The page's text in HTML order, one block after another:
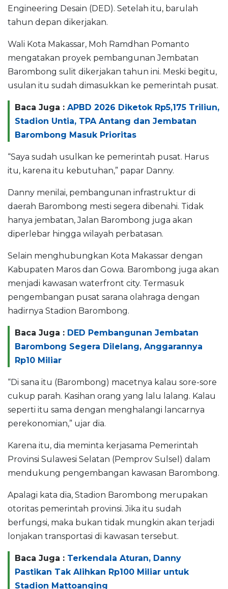
Engineering Desain (DED). Setelah itu, barulah
tahun depan dikerjakan.
Wali Kota Makassar, Moh Ramdhan Pomanto
mengatakan proyek pembangunan Jembatan
Barombong sulit dikerjakan tahun ini. Meski begitu,
usulan itu sudah dimasukkan ke pemerintah pusat.
Baca Juga : APBD 2026 Diketok Rp5,175 Triliun,
Stadion Untia, TPA Antang dan Jembatan
Barombong Masuk Prioritas
“Saya sudah usulkan ke pemerintah pusat. Harus
itu, karena itu kebutuhan,” papar Danny.
Danny menilai, pembangunan infrastruktur di
daerah Barombong mesti segera dibenahi. Tidak
hanya jembatan, Jalan Barombong juga akan
diperlebar hingga wilayah perbatasan.
Selain menghubungkan Kota Makassar dengan
Kabupaten Maros dan Gowa. Barombong juga akan
menjadi kawasan waterfront city. Termasuk
pengembangan pusat sarana olahraga dengan
hadirnya Stadion Barombong.
Baca Juga : DED Pembangunan Jembatan
Barombong Segera Dilelang, Anggarannya
Rp10 Miliar
“Di sana itu (Barombong) macetnya kalau sore-sore
cukup parah. Kasihan orang yang lalu lalang. Kalau
seperti itu sama dengan menghalangi lancarnya
perekonomian,” ujar dia.
Karena itu, dia meminta kerjasama Pemerintah
Provinsi Sulawesi Selatan (Pemprov Sulsel) dalam
mendukung pengembangan kawasan Barombong.
Apalagi kata dia, Stadion Barombong merupakan
otoritas pemerintah provinsi. Jika itu sudah
berfungsi, maka bukan tidak mungkin akan terjadi
lonjakan transportasi di kawasan tersebut.
Baca Juga : Terkendala Aturan, Danny
Pastikan Tak Alihkan Rp100 Miliar untuk
Stadion Mattoanging